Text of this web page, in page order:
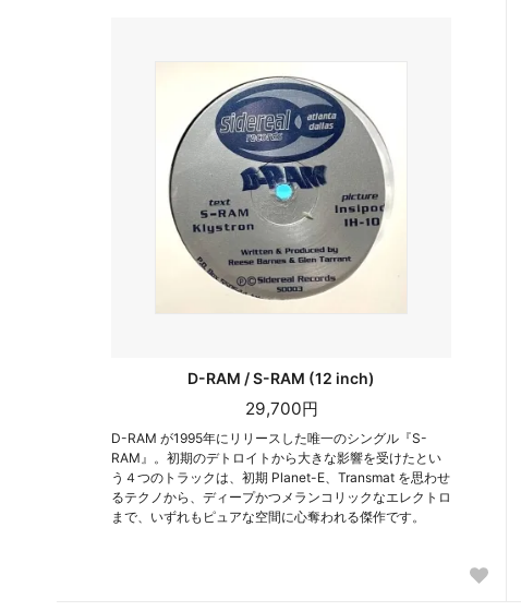
D-RAM / S-RAM (12 inch)
29,700円
D-RAM が1995年にリリースした唯一のシングル『S-
RAM』。初期のデトロイトから大きな影響を受けたとい
う４つのトラックは、初期 Planet-E、Transmat を思わせ
るテクノから、ディープかつメランコリックなエレクトロ
まで、いずれもピュアな空間に心奪われる傑作です。